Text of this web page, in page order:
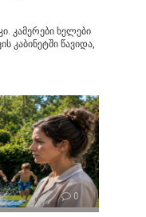
კამერები ხელები
კაბინეტში წავიდა,
0